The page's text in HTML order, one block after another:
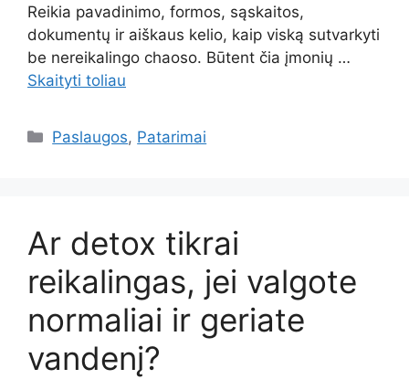
Reikia pavadinimo, formos, sąskaitos,
dokumentų ir aiškaus kelio, kaip viską sutvarkyti
be nereikalingo chaoso. Būtent čia įmonių …
Skaityti toliau
Kategorijos
Paslaugos, Patarimai
Ar detox tikrai
reikalingas, jei valgote
normaliai ir geriate
vandenį?